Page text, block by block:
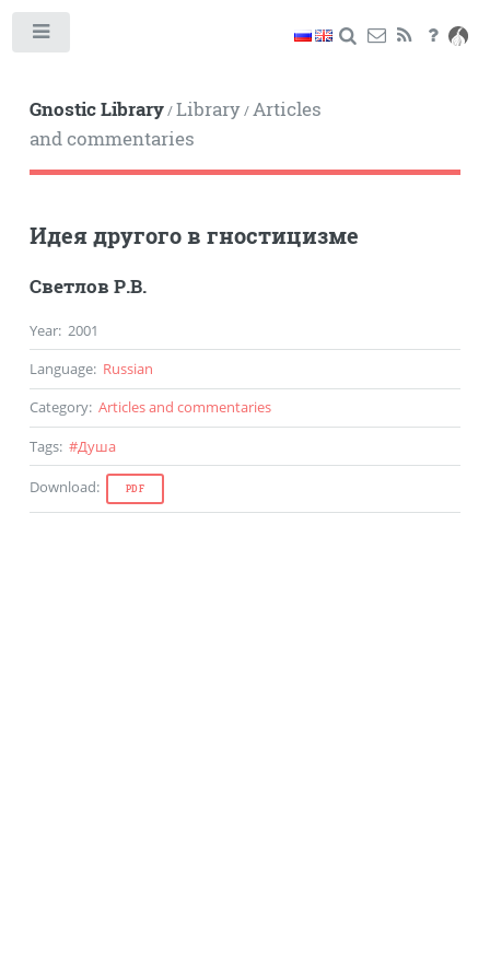
Gnostic Library/Library/Articles
and commentaries
Идея другого в гностицизме
Светлов Р.В.
Year: 2001
Language: Russian
Category: Articles and commentaries
Tags: #Душа
Download: PDF